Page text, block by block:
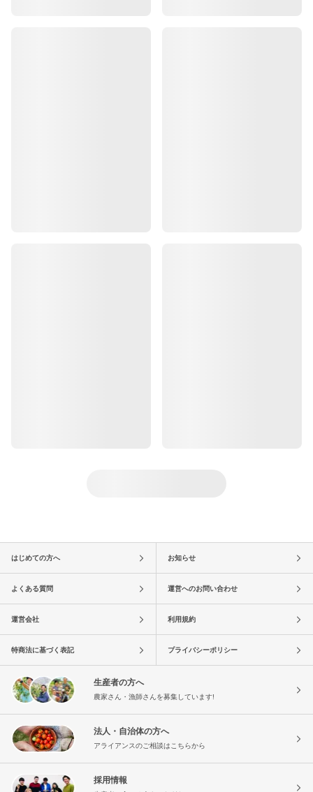
はじめての方へ お知らせ
よくある質問 運営へのお問い合わせ
運営会社 利用規約
特商法に基づく表記 プライバシーポリシー
生産者の方へ
農家さん・漁師さんを募集しています!
法人・自治体の方へ
アライアンスのご相談はこちらから
採用情報